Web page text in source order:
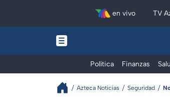
en vivo TV
Política Finanzas
Azteca Noticias Seguridad